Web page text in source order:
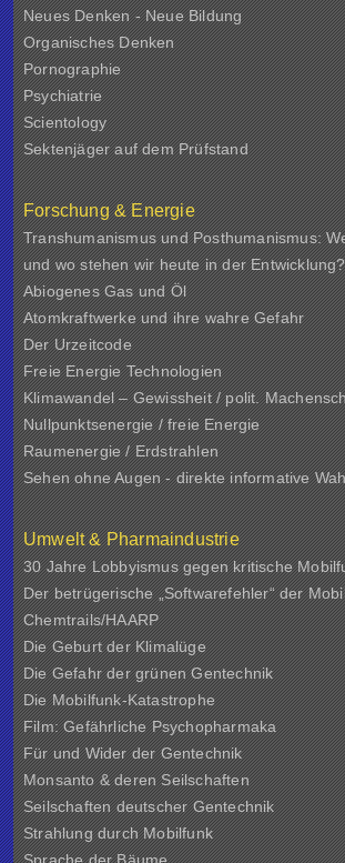
Neues Denken - Neue Bildung
Organisches Denken
Pornographie
Psychiatrie
Scientology
Sektenjäger auf dem Prüfstand
Forschung & Energie
Transhumanismus und Posthumanismus:
und wo stehen wir heute in der Entwicklung?
Abiogenes Gas und Öl
Atomkraftwerke und ihre wahre Gefahr
Der Urzeitcode
Freie Energie Technologien
Klimawandel – Gewissheit / polit.
Nullpunktsenergie / freie Energie
Raumenergie / Erdstrahlen
Sehen ohne Augen - direkte informative
Umwelt & Pharmaindustrie
30 Jahre Lobbyismus gegen kritische
Der betrügerische „Softwarefehler“ der
Chemtrails/HAARP
Die Geburt der Klimalüge
Die Gefahr der grünen Gentechnik
Die Mobilfunk-Katastrophe
Film: Gefährliche Psychopharmaka
Für und Wider der Gentechnik
Monsanto & deren Seilschaften
Seilschaften deutscher Gentechnik
Strahlung durch Mobilfunk